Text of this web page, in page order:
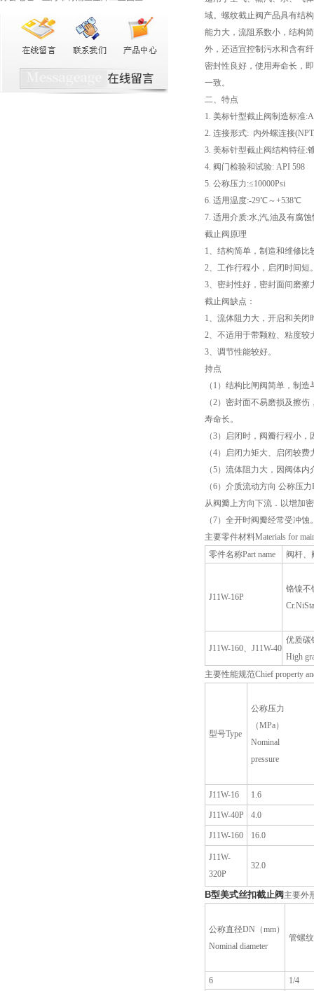
域。螺纹截止阀产品具有结
能力大，流阻系数小，结构
外，还适宜控制污水和含有
密封性良好，使用寿命长，
一致。
二、特点
1. 美标针型截止阀制造标准
2. 连接形式: 内外螺连接
3. 美标针型截止阀结构特征:
4. 阀门检验和试验: API 598
5. 公称压力:≤10000Psi
6. 适用温度:-29℃～+538℃
7. 适用介质:水,汽,油及有腐
截止阀原理
1、结构简单，制造和维修比
2、工作行程小，启闭时间短
3、密封性好，密封面间磨
截止阀缺点：
1、流体阻力大，开启和关闭
2、不适用于带颗粒、粘度较
3、调节性能较好。
持点
（1）结构比闸阀简单，
（2）密封面不易磨损及擦
寿命长。
（3）启闭时，阀瓣行程
（4）启闭力矩大、启闭
（5）流体阻力大，因阀
（6）介质流动方向 公称压
从阀瓣上方向下流．以增加
（7）全开时阀瓣经常受冲蚀
主要零件材料Materials for
零件名称Part name
阀杆、
J11W-16P
铬镍不
J11W-160、J11W-40
优质碳
High
主要性能规范Chief property
型号Type
公称压力
（MPa）
Nominal
pressure
J11W-16 1.6
J11W-40P 4.0
J11W-160 16.0
J11W-
320P
32.0
B型美式丝扣截止阀 主要外
公称直径DN（mm）
Nominal diameter
管螺
6
1/4